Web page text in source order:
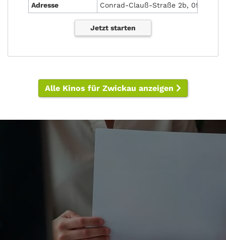
Adresse
Conrad-Clauß-Straße 2b, 09337
Jetzt starten
Alle Kinos für Zwickau anzeigen